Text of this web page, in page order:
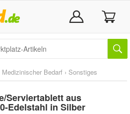
Medizinischer Bedarf › Sonstiges
Serviertablett aus
Edelstahl in Silber